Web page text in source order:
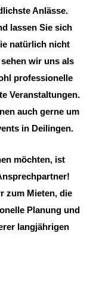
Anlässe.
lassen Sie sich
natürlich nicht
wir uns als
professionelle
Veranstaltungen.
auch gerne um
in Deilingen.
möchten, ist
zum Mieten, die
Planung und
langjährigen